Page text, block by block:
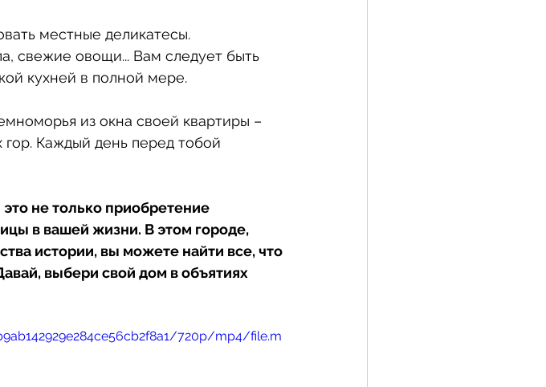
местные деликатесы.
свежие овощи... Вам следует быть
кухней в полной мере.
из окна своей квартиры –
гор. Каждый день перед тобой
не только приобретение
в вашей жизни. В этом городе,
истории, вы можете найти все, что
выбери свой дом в объятиях
720p/mp4/file.m